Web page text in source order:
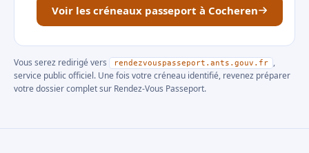
Voir les créneaux passeport à Cocheren
Vous serez redirigé vers rendezvouspasseport.ants.gouv.fr
,
service public officiel. Une fois votre créneau identifié, revenez préparer
votre dossier complet sur Rendez-Vous Passeport.